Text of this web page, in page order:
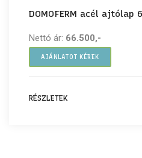
DOMOFERM acél ajtólap
Nettó ár: 66.500,-
AJÁNLATOT KÉREK
RÉSZLETEK